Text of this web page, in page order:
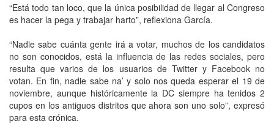
“Está todo tan loco, que la única posibilidad de llegar al Congreso
es hacer la pega y trabajar harto”, reflexiona García.
“Nadie sabe cuánta gente irá a votar, muchos de los candidatos
no son conocidos, está la influencia de las redes sociales, pero
resulta que varios de los usuarios de Twitter y Facebook no
votan. En fin, nadie sabe na’ y solo nos queda esperar el 19 de
noviembre, aunque históricamente la DC siempre ha tenidos 2
cupos en los antiguos distritos que ahora son uno solo”, expresó
para esta crónica.